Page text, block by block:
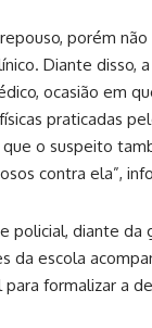
porém
Diante disso,
ocasião em
praticadas
o suspeito
contra ela”,
policial, diante da
da escola
formalizar a